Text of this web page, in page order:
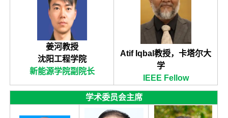
姜河教授
沈阳工程学院
新能源学院副院长
Atif Iqbal教授，卡塔尔大
学
IEEE Fellow
学术委员会主席